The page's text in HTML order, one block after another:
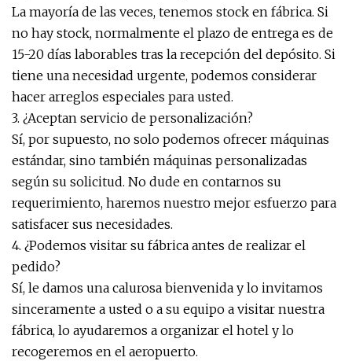
La mayoría de las veces, tenemos stock en fábrica. Si
no hay stock, normalmente el plazo de entrega es de
15-20 días laborables tras la recepción del depósito. Si
tiene una necesidad urgente, podemos considerar
hacer arreglos especiales para usted.
3. ¿Aceptan servicio de personalización?
Sí, por supuesto, no solo podemos ofrecer máquinas
estándar, sino también máquinas personalizadas
según su solicitud. No dude en contarnos su
requerimiento, haremos nuestro mejor esfuerzo para
satisfacer sus necesidades.
4. ¿Podemos visitar su fábrica antes de realizar el
pedido?
Sí, le damos una calurosa bienvenida y lo invitamos
sinceramente a usted o a su equipo a visitar nuestra
fábrica, lo ayudaremos a organizar el hotel y lo
recogeremos en el aeropuerto.